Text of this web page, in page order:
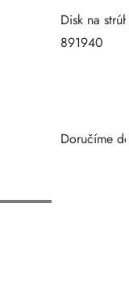
Disk na
891940
Doručíme